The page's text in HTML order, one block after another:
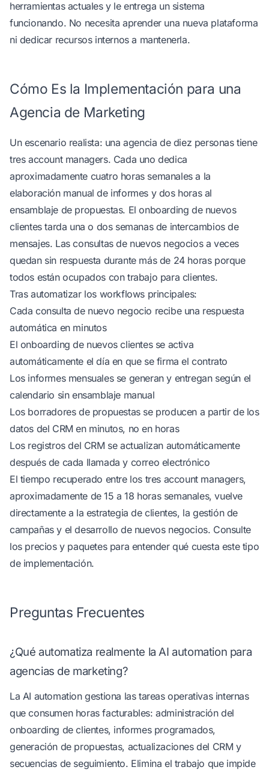
herramientas actuales y le entrega un sistema
funcionando. No necesita aprender una nueva plataforma
ni dedicar recursos internos a mantenerla.
Cómo Es la Implementación para una
Agencia de Marketing
Un escenario realista: una agencia de diez personas tiene
tres account managers. Cada uno dedica
aproximadamente cuatro horas semanales a la
elaboración manual de informes y dos horas al
ensamblaje de propuestas. El onboarding de nuevos
clientes tarda una o dos semanas de intercambios de
mensajes. Las consultas de nuevos negocios a veces
quedan sin respuesta durante más de 24 horas porque
todos están ocupados con trabajo para clientes.
Tras automatizar los workflows principales:
Cada consulta de nuevo negocio recibe una respuesta
automática en minutos
El onboarding de nuevos clientes se activa
automáticamente el día en que se firma el contrato
Los informes mensuales se generan y entregan según el
calendario sin ensamblaje manual
Los borradores de propuestas se producen a partir de los
datos del CRM en minutos, no en horas
Los registros del CRM se actualizan automáticamente
después de cada llamada y correo electrónico
El tiempo recuperado entre los tres account managers,
aproximadamente de 15 a 18 horas semanales, vuelve
directamente a la estrategia de clientes, la gestión de
campañas y el desarrollo de nuevos negocios. Consulte
los precios y paquetespara entender qué cuesta este tipo
de implementación.
Preguntas Frecuentes
¿Qué automatiza realmente la AI automation para
agencias de marketing?
La AI automation gestiona las tareas operativas internas
que consumen horas facturables: administración del
onboarding de clientes, informes programados,
generación de propuestas, actualizaciones del CRM y
secuencias de seguimiento. Elimina el trabajo que impide